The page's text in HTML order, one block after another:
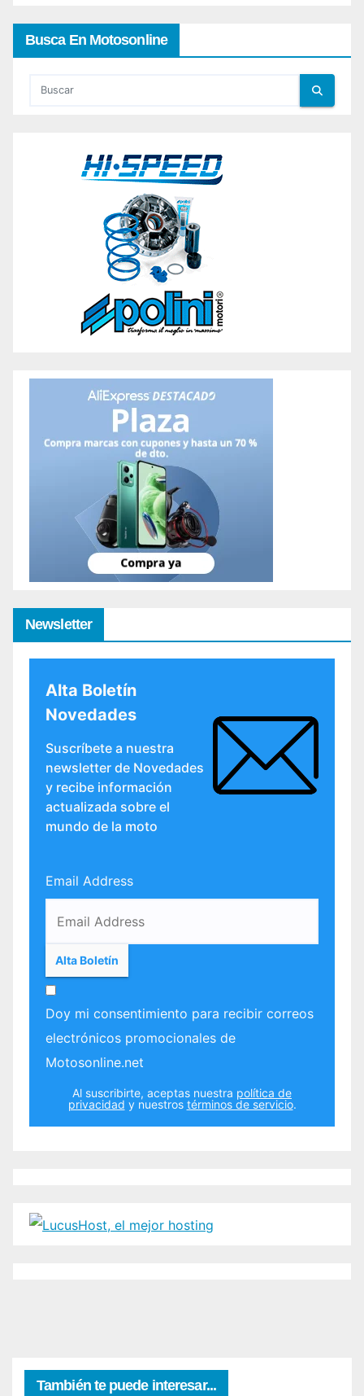
Busca En Motosonline
Newsletter
Alta Boletín
Novedades
Suscríbete a nuestra
newsletter de Novedades
y recibe información
actualizada sobre el
mundo de la moto
Email Address
Doy mi consentimiento para recibir correos
electrónicos promocionales de
Motosonline.net
Al suscribirte, aceptas nuestra política de
privacidad y nuestros términos de servicio.
También te puede interesar...